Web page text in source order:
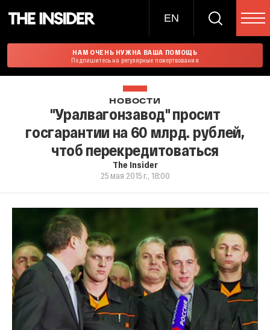
EN
НАМ ОЧЕНЬ НУЖНА ВАША ПОМОЩЬ
Подпишитесь на регулярные пожертвования
НОВОСТИ
"Уралвагонзавод" просит
госгарантии на 60 млрд. рублей,
чтоб перекредитоваться
The Insider
25 мая 2015 г., 18:00